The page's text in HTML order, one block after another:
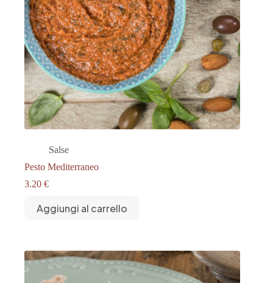
Salse
Pesto Mediterraneo
3.20 €
Aggiungi al carrello